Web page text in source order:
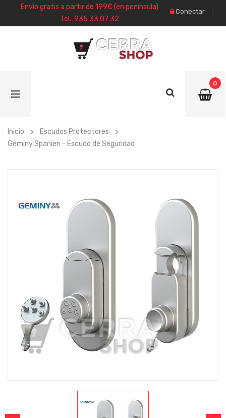
Envío gratis a partir de 199€ (en península)
Tel.: 935 33 07 32
Conectar
0
Inicio
Escudos Protectores
Geminy Spanien - Escudo de Seguridad